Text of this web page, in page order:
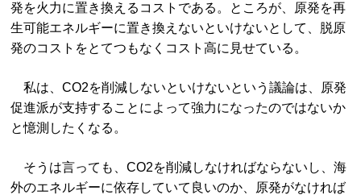
発を火力に置き換えるコストである。ところが、原発を再
生可能エネルギーに置き換えないといけないとして、脱原
発のコストをとてつもなくコスト高に見せている。
私は、CO2を削減しないといけないという議論は、原発
促進派が支持することによって強力になったのではないか
と憶測したくなる。
そうは言っても、CO2を削減しなければならないし、海
外のエネルギーに依存していて良いのか、原発がなければ